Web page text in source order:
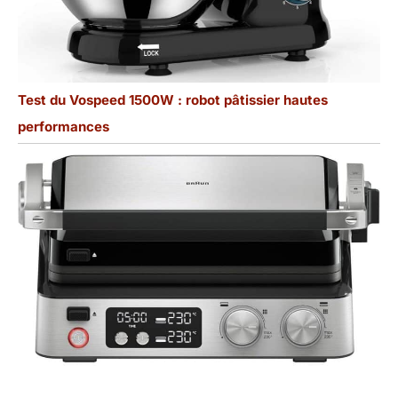
Test du Vospeed 1500W : robot pâtissier hautes
performances